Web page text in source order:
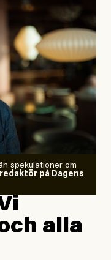
spekulationer om
på Dagens
alla